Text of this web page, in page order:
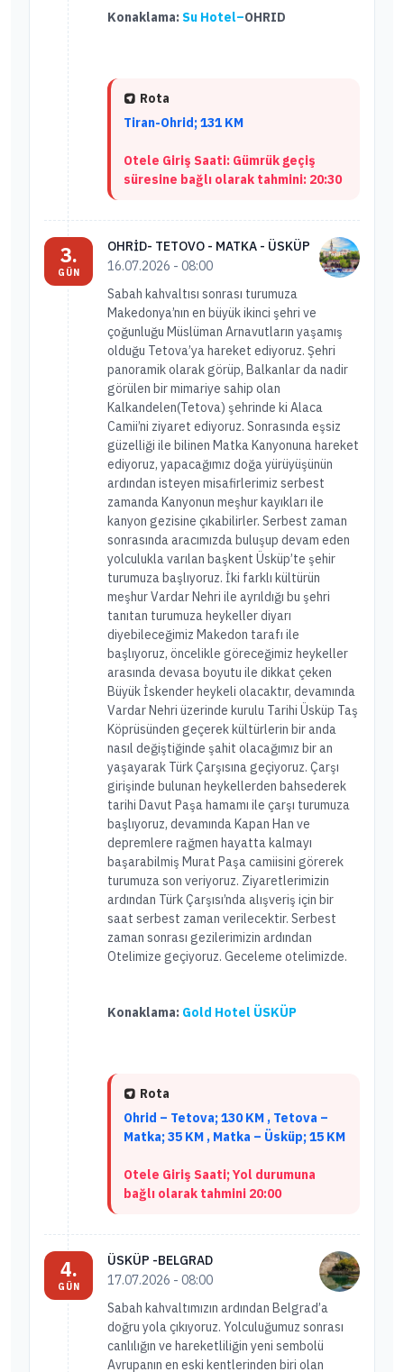
Konaklama: Su Hotel–OHRID
Rota
Tiran-Ohrid; 131 KM
Otele Giriş Saati: Gümrük geçiş
süresine bağlı olarak tahmini: 20:30
3.
GÜN
OHRİD- TETOVO - MATKA - ÜSKÜP
16.07.2026 - 08:00
Sabah kahvaltısı sonrası turumuza
Makedonya’nın en büyük ikinci şehri ve
çoğunluğu Müslüman Arnavutların yaşamış
olduğu Tetova’ya hareket ediyoruz. Şehri
panoramik olarak görüp, Balkanlar da nadir
görülen bir mimariye sahip olan
Kalkandelen(Tetova) şehrinde ki Alaca
Camii’ni ziyaret ediyoruz. Sonrasında eşsiz
güzelliği ile bilinen Matka Kanyonuna hareket
ediyoruz, yapacağımız doğa yürüyüşünün
ardından isteyen misafirlerimiz serbest
zamanda Kanyonun meşhur kayıkları ile
kanyon gezisine çıkabilirler. Serbest zaman
sonrasında aracımızda buluşup devam eden
yolculukla varılan başkent Üsküp’te şehir
turumuza başlıyoruz. İki farklı kültürün
meşhur Vardar Nehri ile ayrıldığı bu şehri
tanıtan turumuza heykeller diyarı
diyebileceğimiz Makedon tarafı ile
başlıyoruz, öncelikle göreceğimiz heykeller
arasında devasa boyutu ile dikkat çeken
Büyük İskender heykeli olacaktır, devamında
Vardar Nehri üzerinde kurulu Tarihi Üsküp Taş
Köprüsünden geçerek kültürlerin bir anda
nasıl değiştiğinde şahit olacağımız bir an
yaşayarak Türk Çarşısına geçiyoruz. Çarşı
girişinde bulunan heykellerden bahsederek
tarihi Davut Paşa hamamı ile çarşı turumuza
başlıyoruz, devamında Kapan Han ve
depremlere rağmen hayatta kalmayı
başarabilmiş Murat Paşa camiisini görerek
turumuza son veriyoruz. Ziyaretlerimizin
ardından Türk Çarşısı’nda alışveriş için bir
saat serbest zaman verilecektir. Serbest
zaman sonrası gezilerimizin ardından
Otelimize geçiyoruz. Geceleme otelimizde.
Konaklama: Gold Hotel ÜSKÜP
Rota
Ohrid – Tetova; 130 KM , Tetova –
Matka; 35 KM , Matka – Üsküp; 15 KM
Otele Giriş Saati; Yol durumuna
bağlı olarak tahmini 20:00
4.
GÜN
ÜSKÜP -BELGRAD
17.07.2026 - 08:00
Sabah kahvaltımızın ardından Belgrad’a
doğru yola çıkıyoruz. Yolculuğumuz sonrası
canlılığın ve hareketliliğin yeni sembolü
Avrupanın en eski kentlerinden biri olan